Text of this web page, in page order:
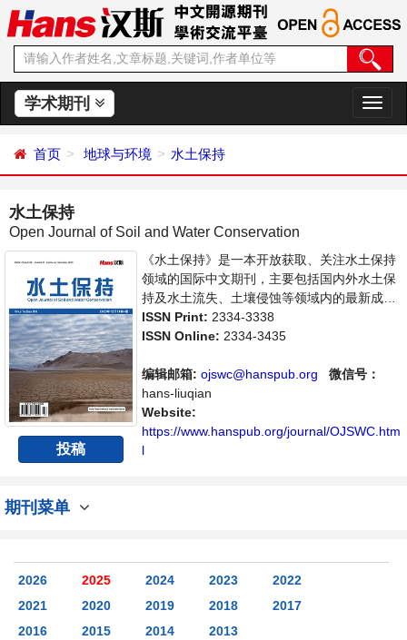
学术期刊
切
换
首页 地球与环境 水土保持
水土保持
Open Journal of Soil and Water Conservation
投稿
《水土保持》是一本开放获取、关注水土保持
领域的国际中文期刊，主要包括国内外水土保
持及水土流失、土壤侵蚀等领域内的最新成果
介绍，学者讨论，某一领域的研究进展和专业
评论等多方面的内容，旨在给世界范围内的科
讨论水土保持领域内不同方向问题与发展的交
流平台。
ISSN Print: 2334-3338
ISSN Online: 2334-3435
编辑邮箱: ojswc@hanspub.org
微信号：
hans-liuqian
Website:
https://www.hanspub.org/journal/OJSWC.htm
l
期刊菜单
2026 2025 2024 2023
2022
2021
2020 2019 2018
2017
2016
2015 2014 2013